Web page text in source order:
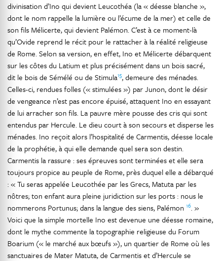
divinisation d’Ino qui devient Leucothéa (la « déesse blanche »,
dont le nom rappelle la lumière ou l’écume de la mer) et celle de
son fils Mélicerte, qui devient Palémon. C’est à ce moment-là
qu’Ovide reprend le récit pour le rattacher à la réalité religieuse
de Rome. Selon sa version, en effet, Ino et Mélicerte débarquent
sur les côtes du Latium et plus précisément dans un bois sacré,
dit le bois de Sémélé ou de Stimula15, demeure des ménades.
Celles-ci, rendues folles (« stimulées ») par Junon, dont le désir
de vengeance n’est pas encore épuisé, attaquent Ino en essayant
de lui arracher son fils. La pauvre mère pousse des cris qui sont
entendus par Hercule. Le dieu court à son secours et disperse les
ménades. Ino reçoit alors l’hospitalité de Carmentis, déesse locale
de la prophétie, à qui elle demande quel sera son destin.
Carmentis la rassure : ses épreuves sont terminées et elle sera
toujours propice au peuple de Rome, près duquel elle a débarqué
: « Tu seras appelée Leucothée par les Grecs, Matuta par les
nôtres; ton enfant aura pleine juridiction sur les ports : nous le
nommerons Portunus; dans la langue des siens, Palémon 16. »
Voici que la simple mortelle Ino est devenue une déesse romaine,
dont le mythe commente la topographie religieuse du Forum
Boarium (« le marché aux bœufs »), un quartier de Rome où les
sanctuaires de Mater Matuta, de Carmentis et d’Hercule se